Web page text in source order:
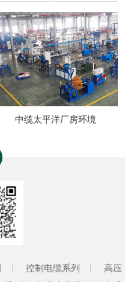
中缆太平洋厂房环境
控制电缆系列
高压